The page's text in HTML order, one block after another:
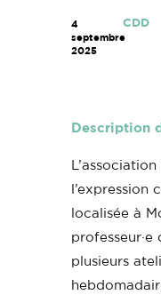
4
septembre
2025
CDD
Description
l’expression
localisée à
plusieurs